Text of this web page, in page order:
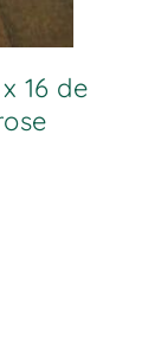
16 de